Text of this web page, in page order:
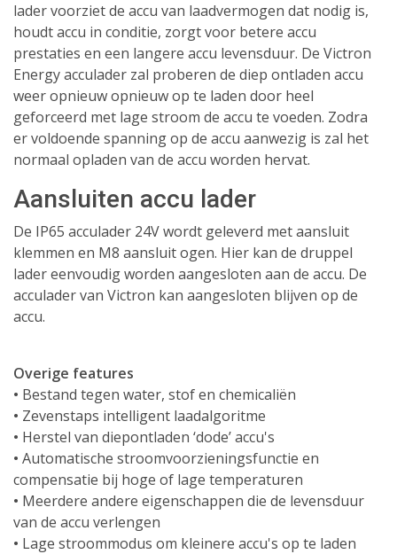
lader voorziet de accu van laadvermogen dat nodig is,
houdt accu in conditie, zorgt voor betere accu
prestaties en een langere accu levensduur. De Victron
Energy acculader zal proberen de diep ontladen accu
weer opnieuw opnieuw op te laden door heel
geforceerd met lage stroom de accu te voeden. Zodra
er voldoende spanning op de accu aanwezig is zal het
normaal opladen van de accu worden hervat.
Aansluiten accu lader
De IP65 acculader 24V wordt geleverd met aansluit
klemmen en M8 aansluit ogen. Hier kan de druppel
lader eenvoudig worden aangesloten aan de accu. De
acculader van Victron kan aangesloten blijven op de
accu.
Overige features
• Bestand tegen water, stof en chemicaliën
• Zevenstaps intelligent laadalgoritme
• Herstel van diepontladen ‘dode’ accu's
• Automatische stroomvoorzieningsfunctie en
compensatie bij hoge of lage temperaturen
• Meerdere andere eigenschappen die de levensduur
van de accu verlengen
• Lage stroommodus om kleinere accu's op te laden